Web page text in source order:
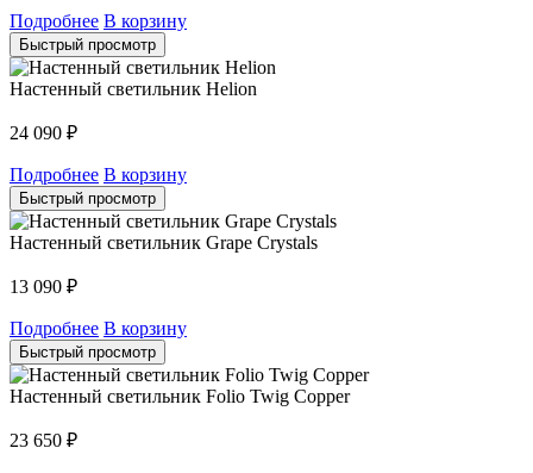
Подробнее В корзину
Быстрый просмотр
Настенный светильник Helion
24 090 ₽
Подробнее В корзину
Быстрый просмотр
Настенный светильник Grape Crystals
13 090 ₽
Подробнее В корзину
Быстрый просмотр
Настенный светильник Folio Twig Copper
23 650 ₽